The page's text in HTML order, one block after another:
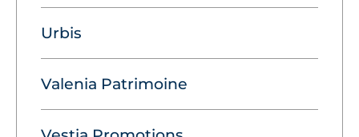
Urbis
Valenia Patrimoine